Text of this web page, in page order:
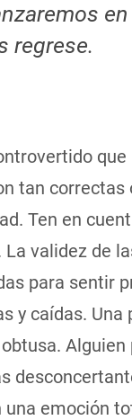
en
regrese.
que
tan correctas
Ten en
validez de
para sentir
y caídas. Una
Alguien
una emoción